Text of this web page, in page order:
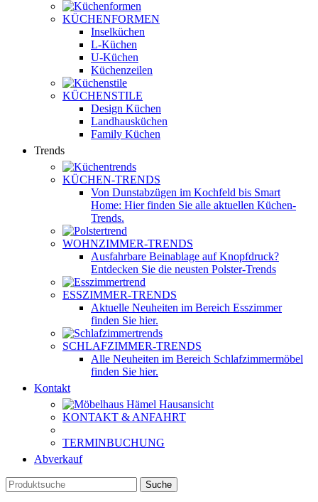
KÜCHENFORMEN
Inselküchen
L-Küchen
U-Küchen
Küchenzeilen
KÜCHENSTILE
Design Küchen
Landhausküchen
Family Küchen
Trends
KÜCHEN-TRENDS
Von Dunstabzügen im Kochfeld bis Smart
Home: Hier finden Sie alle aktuellen Küchen-
Trends.
WOHNZIMMER-TRENDS
Ausfahrbare Beinablage auf Knopfdruck?
Entdecken Sie die neusten Polster-Trends
ESSZIMMER-TRENDS
Aktuelle Neuheiten im Bereich Esszimmer
finden Sie hier.
SCHLAFZIMMER-TRENDS
Alle Neuheiten im Bereich Schlafzimmermöbel
finden Sie hier.
Kontakt
KONTAKT & ANFAHRT
TERMINBUCHUNG
Abverkauf
Suche